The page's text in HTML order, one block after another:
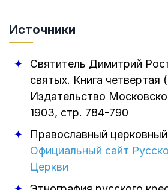
Источники
Святитель Димитрий
святых. Книга четвертая
Издательство
1903, стр. 784-790
Православный
Официальный сайт
Церкви